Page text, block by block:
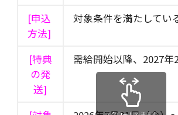
[申込
方法]
対象条件を満たしてい
[特典
の発
送]
需給開始以降、2027